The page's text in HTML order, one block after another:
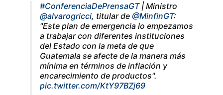
#ConferenciaDePrensaGT| Ministro
@alvarogricci, titular de @MinfinGT:
"Este plan de emergencia lo empezamos
a trabajar con diferentes instituciones
del Estado con la meta de que
Guatemala se afecte de la manera más
mínima en términos de inflación y
encarecimiento de productos".
pic.twitter.com/KtY97BZj69